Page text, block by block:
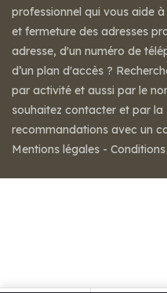
professionnel qui vous aide
et fermeture des adresses
adresse, d'un numéro de
d’un plan d'accès ?
par activité et aussi par le
souhaitez contacter et par
recommandations avec un
Mentions légales -